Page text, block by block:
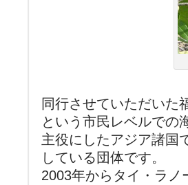
同行させていただいた
という市民レベルでの
主役にしたアジア諸国
している団体です。
2003年からタイ・ラ